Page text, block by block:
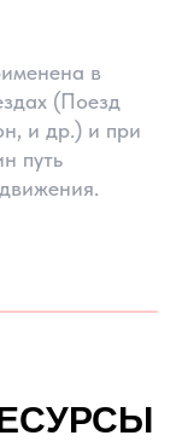
в
(Поезд
и др.) и при
путь